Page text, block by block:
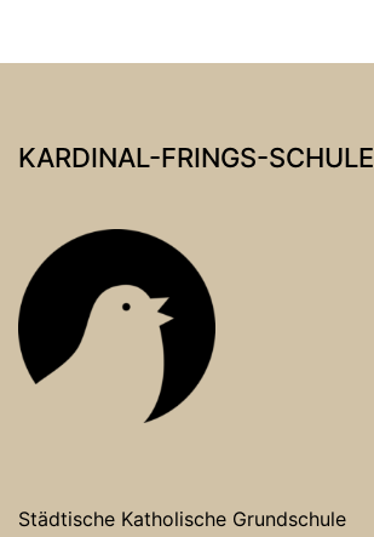
KARDINAL-FRINGS-SCHULE
Städtische Katholische Grundschule